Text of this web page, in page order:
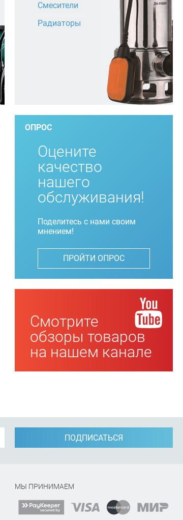
Смесители
Радиаторы
ОПРОС
Оцените
качество
нашего
обслуживания!
Поделитесь с нами своим
мнением!
ПРОЙТИ ОПРОС
Смотрите
обзоры товаров
на нашем канале
ПОДПИСАТЬСЯ
МЫ ПРИНИМАЕМ